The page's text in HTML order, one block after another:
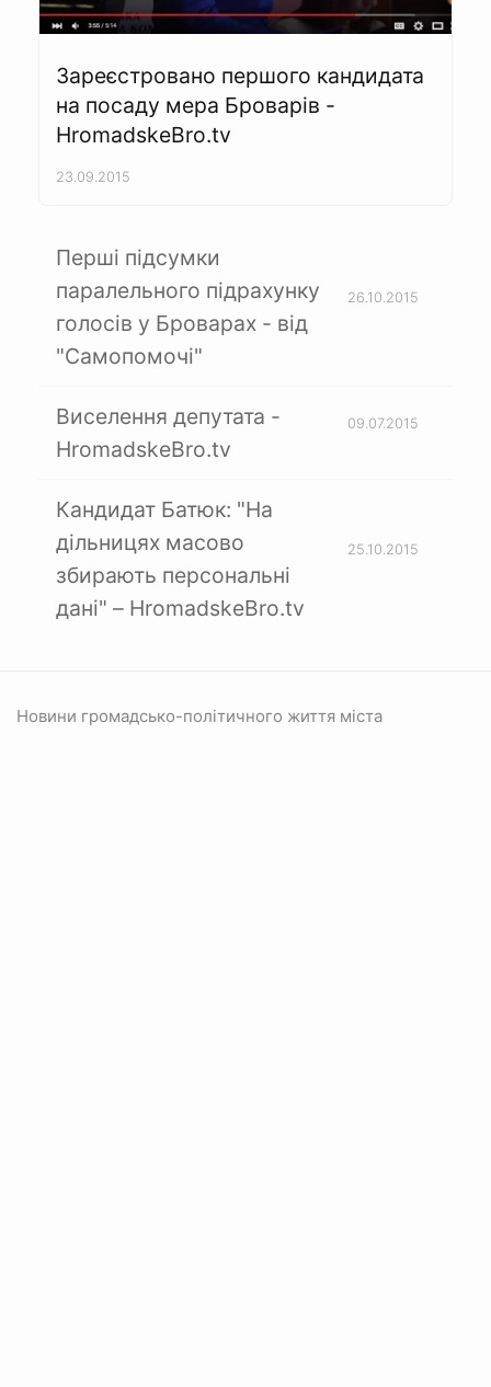
Зареєстровано першого кандидата
на посаду мера Броварів -
HromadskeBro.tv
23.09.2015
Перші підсумки
паралельного підрахунку
голосів у Броварах - від
"Самопомочі"
26.10.2015
Виселення депутата -
HromadskeBro.tv
09.07.2015
Кандидат Батюк: "На
дільницях масово
збирають персональні
дані" – HromadskeBro.tv
25.10.2015
Новини громадсько-політичного життя міста